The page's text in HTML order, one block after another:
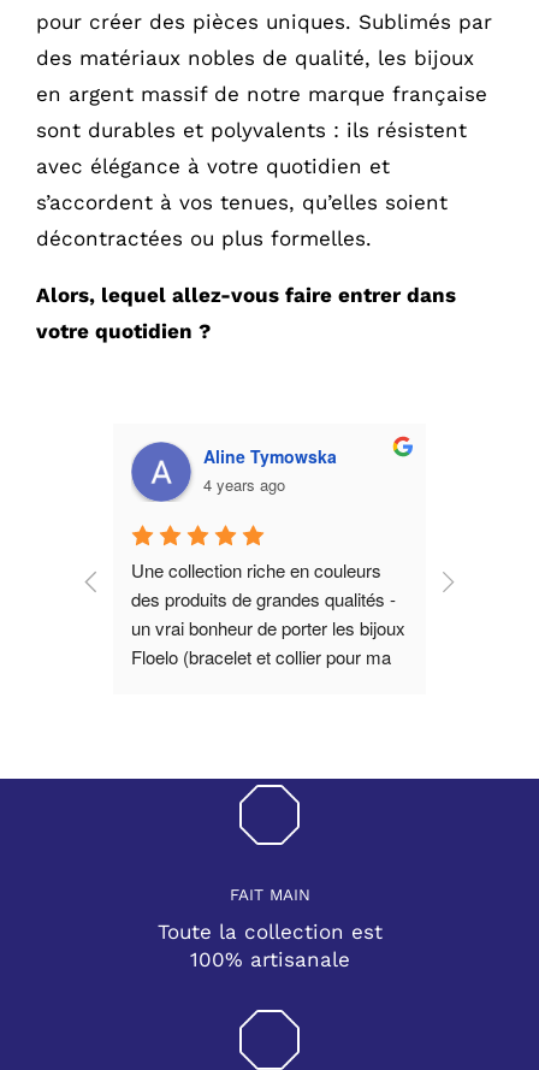
pour créer des pièces uniques. Sublimés par
des matériaux nobles de qualité, les bijoux
en argent massif de notre marque française
sont durables et polyvalents : ils résistent
avec élégance à votre quotidien et
s’accordent à vos tenues, qu’elles soient
décontractées ou plus formelles.
Alors, lequel allez-vous faire entrer dans
votre quotidien ?
Aline Tymowska
4 years ago
Une collection riche en couleurs
des produits de grandes qualités -
un vrai bonheur de porter les bijoux
Floelo (bracelet et collier pour ma
FAIT MAIN
Toute la collection est
100% artisanale